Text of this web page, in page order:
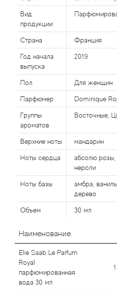
Вид
продукции
Страна Франция
Год начала
выпуска
2019
Пол Для женщин
Парфюмер Dominique
Группы
ароматов
Восточные,
Верхние ноты мандарин
Ноты сердца
абсолю розы,
нероли
Ноты базы
амбра,
дерево
Объем 30 мл
Наименование
Elie Saab Le Parfum
Royal
парфюмированная
вода 30 мл
Alaia Paris
Alexander McQueen
Alexandre Barthet
Alexandre J
Alfred Dunhill
Alyson Oldoini
Alyssa Ashley
American Crew
Amouroud
Andre L'Arom